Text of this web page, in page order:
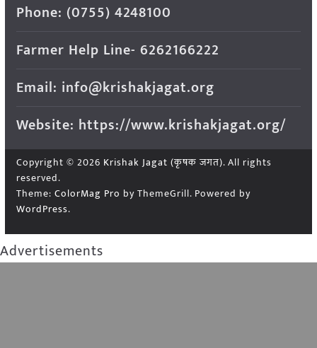
Phone: (0755) 4248100
Farmer Help Line- 6262166222
Email: info@krishakjagat.org
Website: https://www.krishakjagat.org/
Copyright © 2026 Krishak Jagat (कृषक जगत). All rights
reserved.
Theme: ColorMag Pro by ThemeGrill. Powered by
WordPress.
Advertisements